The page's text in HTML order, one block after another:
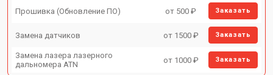
Прошивка (Обновление ПО) от 500 ₽ Заказать
Замена датчиков от 1500 ₽ Заказать
Замена лазера лазерного
дальномера ATN
от 1000 ₽ Заказать